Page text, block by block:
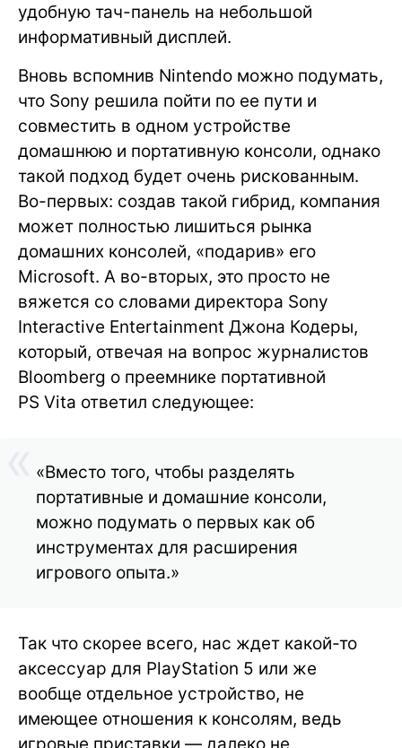
удобную тач-панель на небольшой
информативный дисплей.
Вновь вспомнив Nintendo можно подумать,
что Sony решила пойти по ее пути и
совместить в одном устройстве
домашнюю и портативную консоли, однако
такой подход будет очень рискованным.
Во-первых: создав такой гибрид, компания
может полностью лишиться рынка
домашних консолей, «подарив» его
Microsoft. А во-вторых, это просто не
вяжется со словами директора Sony
Interactive Entertainment Джона Кодеры,
который, отвечая на вопрос журналистов
Bloomberg о преемнике портативной
PS Vita ответил следующее:
«Вместо того, чтобы разделять
портативные и домашние консоли,
можно подумать о первых как об
инструментах для расширения
игрового опыта.»
Так что скорее всего, нас ждет какой-то
аксессуар для PlayStation 5 или же
вообще отдельное устройство, не
имеющее отношения к консолям, ведь
игровые приставки — далеко не